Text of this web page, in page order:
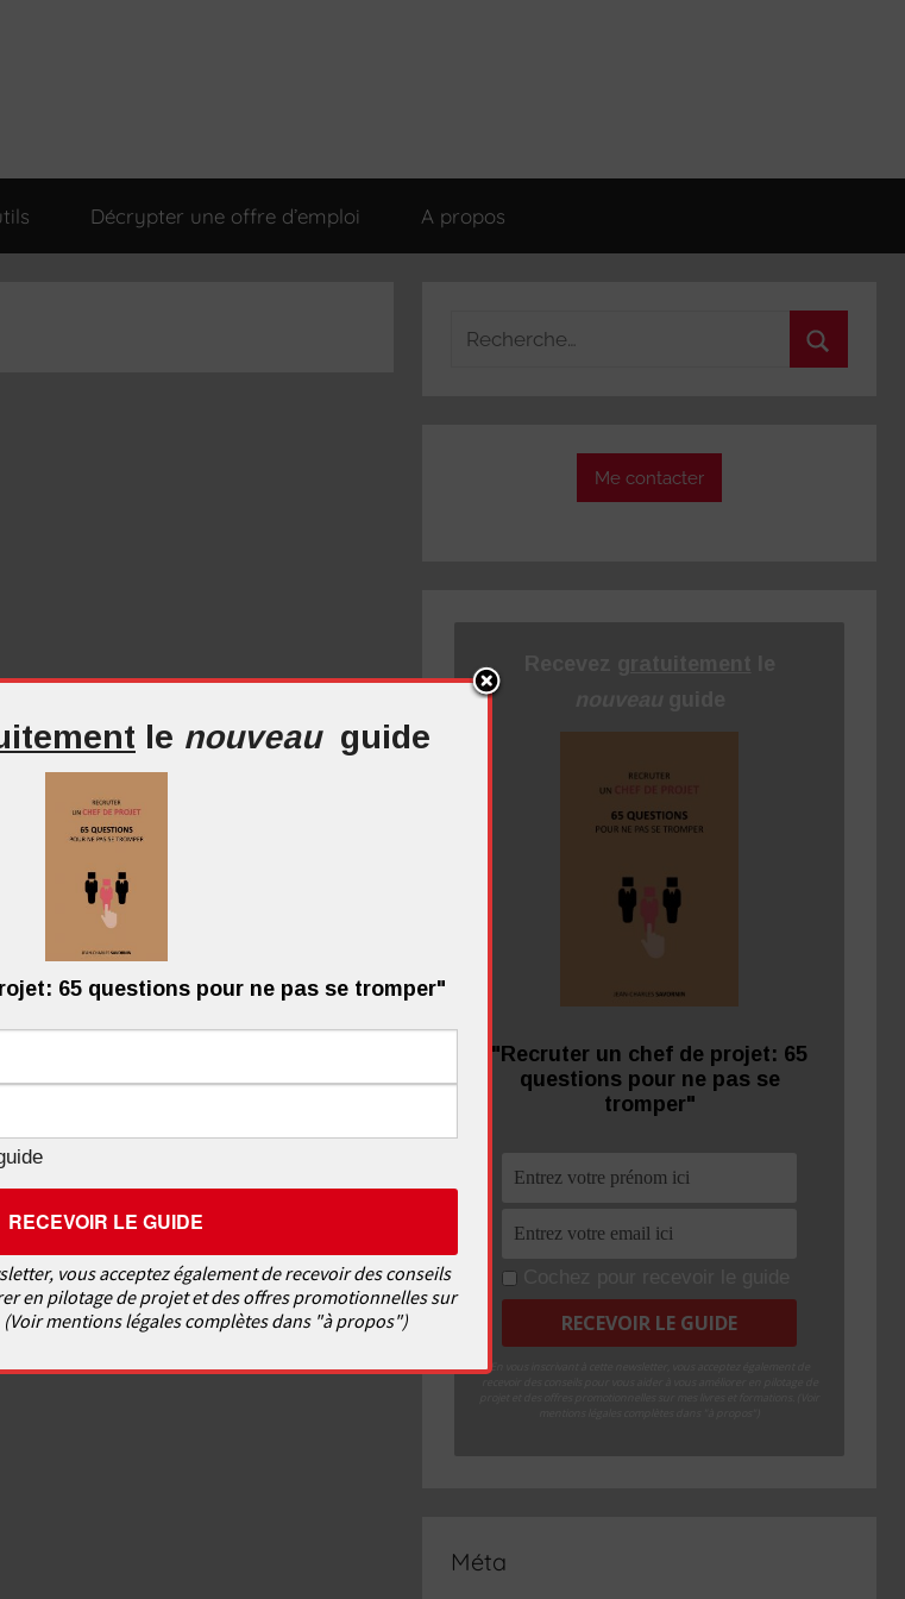
Décrypter une offre d’emploi A propos
Recherche
Me contacter
"Recruter un chef de projet: 65
questions pour ne pas se
tromper"
En vous inscrivant à cette newsletter, vous acceptez également de
Méta
le nouveau guide
65 questions pour ne pas se tromper"
vous acceptez également de recevoir des conseils
en pilotage de projet et des offres promotionnelles sur
mentions légales complètes dans "à propos")